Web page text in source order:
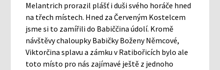
Melantrich prorazil plášť i duši svého horáče hned
na třech místech. Hned za Červeným Kostelcem
jsme si to zamířili do Babiččina údolí. Kromě
návštěvy chaloupky Babičky Boženy Němcové,
Viktorčina splavu a zámku v Ratibořicích bylo ale
toto místo pro nás zajímavé ještě z jednoho